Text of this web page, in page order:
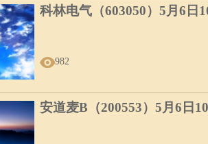
科林电气（603050）5月6日
982
安道麦B（200553）5月6日